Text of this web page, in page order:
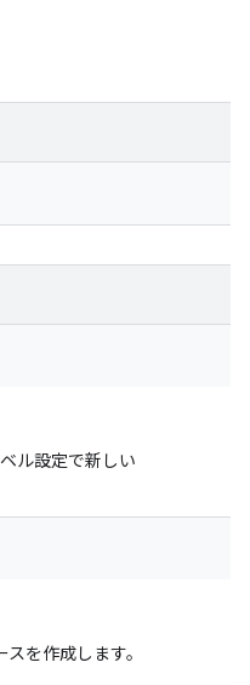
ル設定で新しい
を作成します。